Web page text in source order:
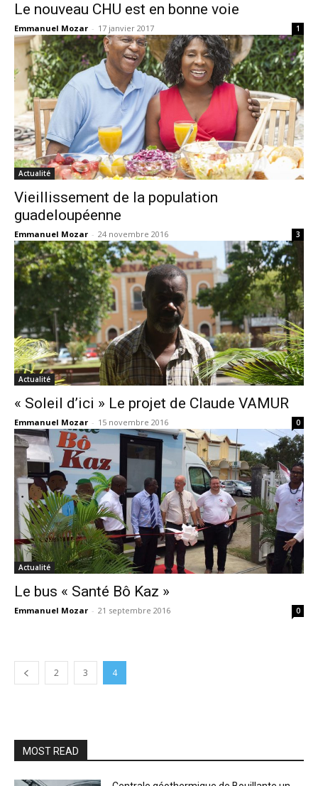
Le nouveau CHU est en bonne voie
Emmanuel Mozar - 17 janvier 2017 1
Actualité
Vieillissement de la population
guadeloupéenne
Emmanuel Mozar - 24 novembre 2016 3
Actualité
« Soleil d’ici » Le projet de Claude VAMUR
Emmanuel Mozar - 15 novembre 2016 0
Actualité
Le bus « Santé Bô Kaz »
Emmanuel Mozar - 21 septembre 2016 0
2 3 4
MOST READ